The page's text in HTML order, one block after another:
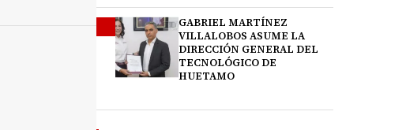
GABRIEL MARTÍNEZ
VILLALOBOS ASUME LA
DIRECCIÓN GENERAL DEL
TECNOLÓGICO DE
HUETAMO